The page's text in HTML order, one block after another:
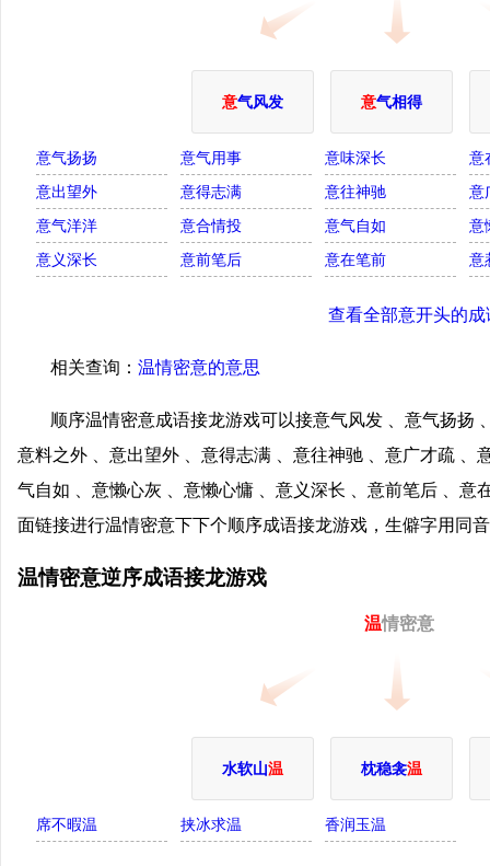
意气风发 意气相得
意气扬扬 意气用事 意味深长
意
意出望外
意得志满 意往神驰
意
意气洋洋
意合情投 意气自如
意
意义深长
意前笔后 意在笔前 意
查看全部意开头的成
相关查询： 温情密意的意思
顺序温情密意成语接龙游戏可以接意气风发 、意气扬扬
意料之外 、意出望外 、意得志满 、意往神驰 、意广才疏 、
气自如 、意懒心灰 、意懒心慵 、意义深长 、意前笔后 、意
面链接进行温情密意下下个顺序成语接龙游戏，生僻字用同
温情密意逆序成语接龙游戏
温情密意
水软山温 枕稳衾温
席不暇温 挟冰求温 香润玉温